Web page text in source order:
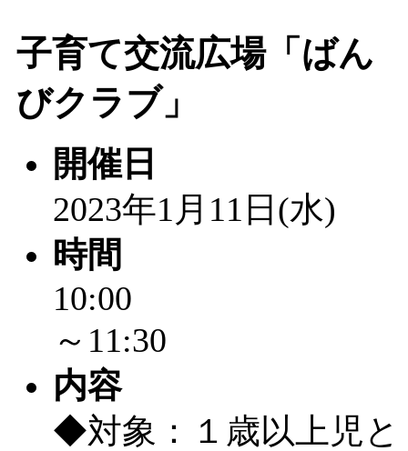
間：2026/08/10～2026/
「赤ちゃん子育て講
付期間：2026/08/10～
「赤ちゃん子育て講
付期間：2026/08/10～
「まだまだ暑い！コ
レクリエーション
ットせよ！
「皆鶴姫のこびる塾
子育て交流広場「ばん
びクラブ」
開催日
2023年1月11日(水)
時間
10:00
～11:30
内容
◆対象：１歳以上児と